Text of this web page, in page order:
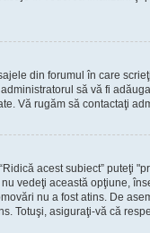
din forumul în care
să vă fi
Vă rugăm să contactaţi
acest subiect” puteţi
vedeţi această opţiune,
nu a fost atins. De
Totuşi, asiguraţi-vă că